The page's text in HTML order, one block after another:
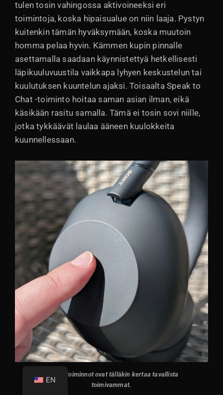
tulen tosin vahingossa aktivoineeksi eri
toimintoja, koska hipaisualue on niin laaja. Pystyn
kuitenkin tämän hyväksymään, koska muutoin
homma pelaa hyvin. Kämmen kupin pinnalle
asettamalla saadaan käynnistettyä hetkellisesti
läpikuuluvuustila vaikkapa lyhyen keskustelun tai
kuulutuksen kuuntelun ajaksi. Toisaalta Speak to
Chat -toiminto hoitaa saman asian ilman, eikä
käsikään rasitu samalla. Tämä ei tosin sovi niille,
jotka tykkäävät laulaa ääneen kuulokkeita
kuunnellessaan.
Hipaisutoiminnot ovat tälläkin kertaa tavallista
toimivammat.
EN